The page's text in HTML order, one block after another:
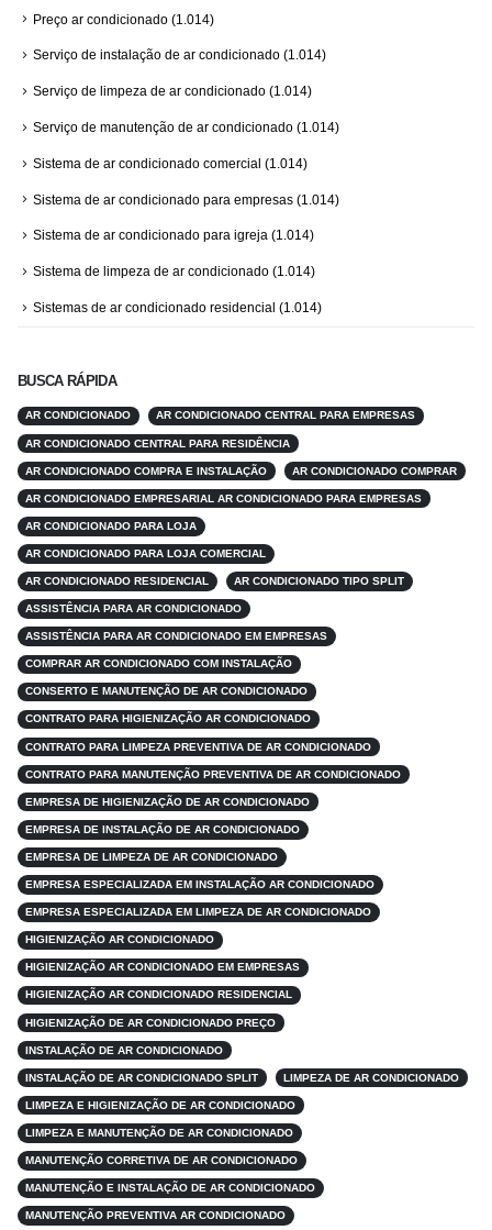
Preço ar condicionado (1.014)
Serviço de instalação de ar condicionado (1.014)
Serviço de limpeza de ar condicionado (1.014)
Serviço de manutenção de ar condicionado (1.014)
Sistema de ar condicionado comercial (1.014)
Sistema de ar condicionado para empresas (1.014)
Sistema de ar condicionado para igreja (1.014)
Sistema de limpeza de ar condicionado (1.014)
Sistemas de ar condicionado residencial (1.014)
BUSCA RÁPIDA
AR CONDICIONADO AR CONDICIONADO CENTRAL PARA EMPRESAS
AR CONDICIONADO CENTRAL PARA RESIDÊNCIA
AR CONDICIONADO COMPRA E INSTALAÇÃO AR CONDICIONADO COMPRAR
AR CONDICIONADO EMPRESARIAL AR CONDICIONADO PARA EMPRESAS
AR CONDICIONADO PARA LOJA
AR CONDICIONADO PARA LOJA COMERCIAL
AR CONDICIONADO RESIDENCIAL AR CONDICIONADO TIPO SPLIT
ASSISTÊNCIA PARA AR CONDICIONADO
ASSISTÊNCIA PARA AR CONDICIONADO EM EMPRESAS
COMPRAR AR CONDICIONADO COM INSTALAÇÃO
CONSERTO E MANUTENÇÃO DE AR CONDICIONADO
CONTRATO PARA HIGIENIZAÇÃO AR CONDICIONADO
CONTRATO PARA LIMPEZA PREVENTIVA DE AR CONDICIONADO
CONTRATO PARA MANUTENÇÃO PREVENTIVA DE AR CONDICIONADO
EMPRESA DE HIGIENIZAÇÃO DE AR CONDICIONADO
EMPRESA DE INSTALAÇÃO DE AR CONDICIONADO
EMPRESA DE LIMPEZA DE AR CONDICIONADO
EMPRESA ESPECIALIZADA EM INSTALAÇÃO AR CONDICIONADO
EMPRESA ESPECIALIZADA EM LIMPEZA DE AR CONDICIONADO
HIGIENIZAÇÃO AR CONDICIONADO
HIGIENIZAÇÃO AR CONDICIONADO EM EMPRESAS
HIGIENIZAÇÃO AR CONDICIONADO RESIDENCIAL
HIGIENIZAÇÃO DE AR CONDICIONADO PREÇO
INSTALAÇÃO DE AR CONDICIONADO
INSTALAÇÃO DE AR CONDICIONADO SPLIT LIMPEZA DE AR CONDICIONADO
LIMPEZA E HIGIENIZAÇÃO DE AR CONDICIONADO
LIMPEZA E MANUTENÇÃO DE AR CONDICIONADO
MANUTENÇÃO CORRETIVA DE AR CONDICIONADO
MANUTENÇÃO E INSTALAÇÃO DE AR CONDICIONADO
MANUTENÇÃO PREVENTIVA AR CONDICIONADO